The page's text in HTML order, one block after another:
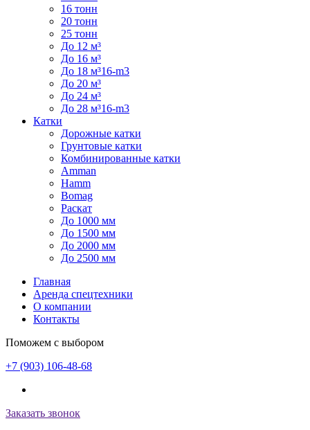
16 тонн
20 тонн
25 тонн
До 12 м³
До 16 м³
До 18 м³16-m3
До 20 м³
До 24 м³
До 28 м³16-m3
Катки
Дорожные катки
Грунтовые катки
Комбинированные катки
Amman
Hamm
Bomag
Раскат
До 1000 мм
До 1500 мм
До 2000 мм
До 2500 мм
Главная
Аренда спецтехники
О компании
Контакты
Поможем с выбором
+7 (903) 106-48-68
Заказать звонок